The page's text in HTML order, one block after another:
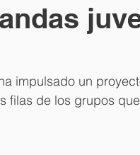
impulsado un
filas de los grupos